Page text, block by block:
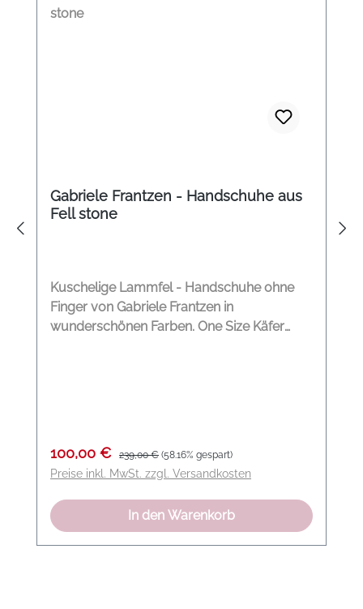
Gabriele Frantzen - Handschuhe aus
Fell stone
Kuschelige Lammfel - Handschuhe ohne
Finger von Gabriele Frantzen in
wunderschönen Farben. One Size Käfer
Verkaufspreis:
100,00 € Regulärer Preis:
239,00 € (58.16% gespart)
Preise inkl. MwSt. zzgl. Versandkosten
In den Warenkorb